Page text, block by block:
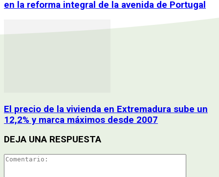
en la reforma integral de la avenida de Portugal
El precio de la vivienda en Extremadura sube un
12,2% y marca máximos desde 2007
DEJA UNA RESPUESTA